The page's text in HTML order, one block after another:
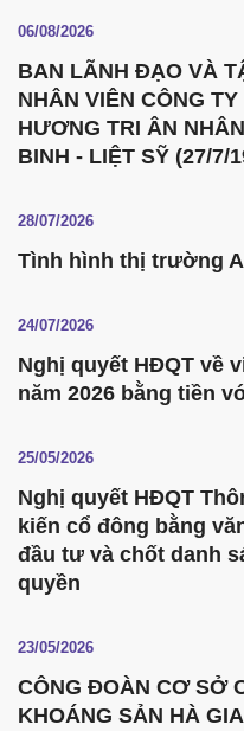
06/08/2026
BAN LÃNH ĐẠO VÀ
NHÂN VIÊN CÔNG
HƯƠNG TRI ÂN
BINH - LIỆT SỸ (27/7/
28/07/2026
Tình hình thị trường
24/07/2026
Nghị quyết HĐQT về
năm 2026 bằng tiền
25/05/2026
Nghị quyết HĐQT
kiến cổ đông bằng
đầu tư và chốt danh
quyền
23/05/2026
CÔNG ĐOÀN CƠ SỞ
KHOÁNG SẢN HÀ